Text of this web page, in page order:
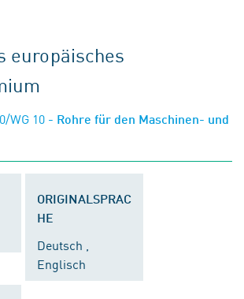
europäisches
WG 10 - Rohre für den Maschinen- und
ORIGINALSPRAC
HE
Deutsch ,
Englisch